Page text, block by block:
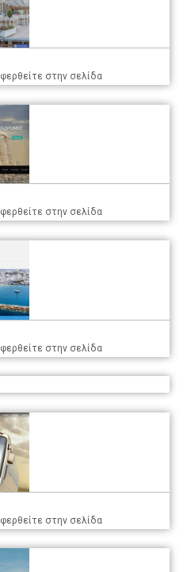
στην σελίδα
στην σελίδα
στην σελίδα
στην σελίδα